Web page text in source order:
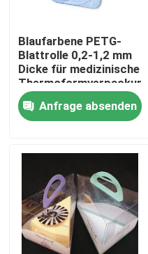
Haus
Über uns
Fabrik-Ausflug
Blaufarbene PETG-
Blattrolle 0,2-1,2 mm
Dicke für medizinische
Anfrage absenden